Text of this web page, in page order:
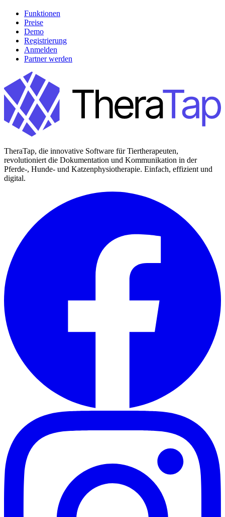
Funktionen
Preise
Demo
Registrierung
Anmelden
Partner werden
TheraTap, die innovative Software für Tiertherapeuten,
revolutioniert die Dokumentation und Kommunikation in der
Pferde-, Hunde- und Katzenphysiotherapie. Einfach, effizient und
digital.